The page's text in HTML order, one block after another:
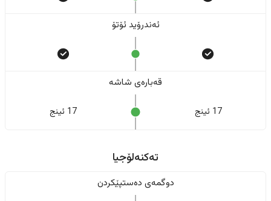
ئەندرۆید ئۆتۆ
قەبارەی شاشە
17 ئینج 17 ئینج
تەکنەلۆجیا
دوگمەی دەستپێکردن